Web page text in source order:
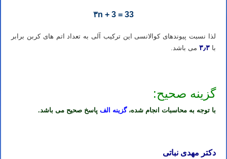
۳n + 3 = 33
لذا نسبت پیوندهای کوالانسی این ترکیب آلی به تعداد اتم های کربن برابر
با۳٫۳ می باشد.
گزینه صحیح:
با توجه به محاسبات انجام شده،گزینه الف پاسخ صحیح می باشد.
دکتر مهدی نباتی